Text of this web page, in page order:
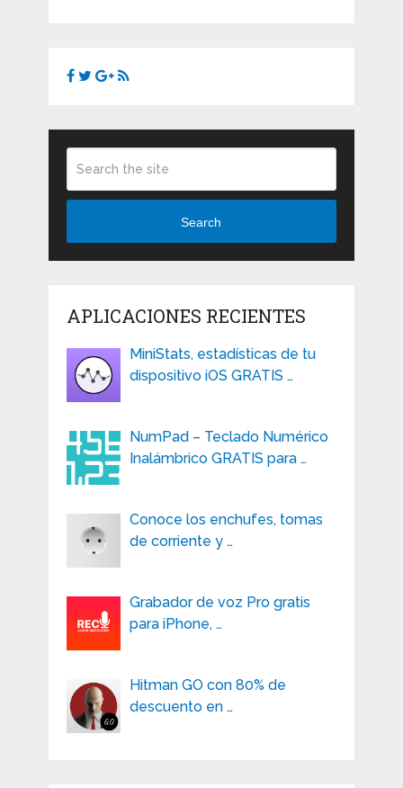
Search
APLICACIONES RECIENTES
MiniStats, estadísticas de tu
dispositivo iOS GRATIS …
NumPad – Teclado Numérico
Inalámbrico GRATIS para …
Conoce los enchufes, tomas
de corriente y …
Grabador de voz Pro gratis
para iPhone, …
Hitman GO con 80% de
descuento en …